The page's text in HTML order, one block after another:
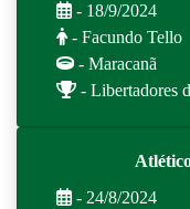
- 18/9/2024
- Facundo Tello
- Maracanã
- Libertadores
- 24/8/2024